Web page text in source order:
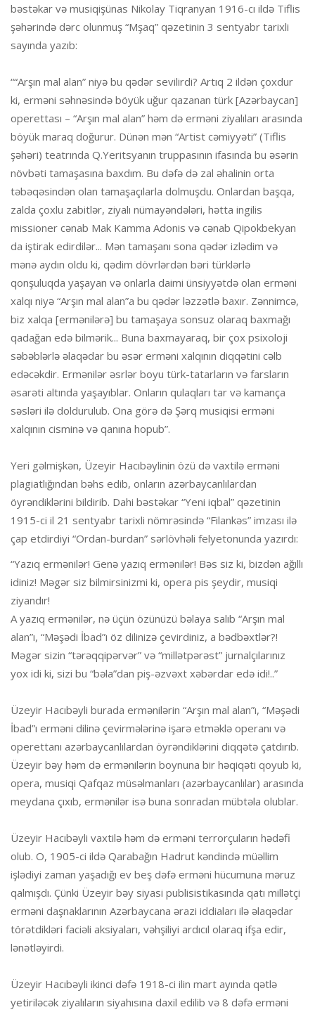
bəstəkar və musiqişünas Nikolay Tiqranyan 1916-cı ildə Tiflis
şəhərində dərc olunmuş “Mşaq” qəzetinin 3 sentyabr tarixli
sayında yazıb:
““Arşın mal alan” niyə bu qədər sevilirdi? Artıq 2 ildən çoxdur
ki, erməni səhnəsində böyük uğur qazanan türk [Azərbaycan]
operettası – “Arşın mal alan” həm də erməni ziyalıları arasında
böyük maraq doğurur. Dünən mən “Artist cəmiyyəti” (Tiflis
şəhəri) teatrında Q.Yeritsyanın truppasının ifasında bu əsərin
növbəti tamaşasına baxdım. Bu dəfə də zal əhalinin orta
təbəqəsindən olan tamaşaçılarla dolmuşdu. Onlardan başqa,
zalda çoxlu zabitlər, ziyalı nümayəndələri, hətta ingilis
missioner cənab Mak Kamma Adonis və cənab Qipokbekyan
da iştirak edirdilər... Mən tamaşanı sona qədər izlədim və
mənə aydın oldu ki, qədim dövrlərdən bəri türklərlə
qonşuluqda yaşayan və onlarla daimi ünsiyyətdə olan erməni
xalqı niyə “Arşın mal alan”a bu qədər ləzzətlə baxır. Zənnimcə,
biz xalqa [ermənilərə] bu tamaşaya sonsuz olaraq baxmağı
qadağan edə bilmərik... Buna baxmayaraq, bir çox psixoloji
səbəblərlə əlaqədar bu əsər erməni xalqının diqqətini cəlb
edəcəkdir. Ermənilər əsrlər boyu türk-tatarların və farsların
əsarəti altında yaşayıblar. Onların qulaqları tar və kamança
səsləri ilə doldurulub. Ona görə də Şərq musiqisi erməni
xalqının cisminə və qanına hopub”.
Yeri gəlmişkən, Üzeyir Hacıbəylinin özü də vaxtilə erməni
plagiatlığından bəhs edib, onların azərbaycanlılardan
öyrəndiklərini bildirib. Dahi bəstəkar “Yeni iqbal” qəzetinin
1915-ci il 21 sentyabr tarixli nömrəsində “Filankəs” imzası ilə
çap etdirdiyi “Ordan-burdan” sərlövhəli felyetonunda yazırdı:
“Yazıq ermənilər! Genə yazıq ermənilər! Bəs siz ki, bizdən ağıllı
idiniz! Məgər siz bilmirsinizmi ki, opera pis şeydir, musiqi
ziyandır!
A yazıq ermənilər, nə üçün özünüzü bəlaya salıb “Arşın mal
alan”ı, “Məşədi İbad”ı öz dilinizə çevirdiniz, a bədbəxtlər?!
Məgər sizin “tərəqqipərvər” və “millətpərəst” jurnalçılarınız
yox idi ki, sizi bu “bəla”dan piş-əzvəxt xəbərdar edə idi!..”
Üzeyir Hacıbəyli burada ermənilərin “Arşın mal alan”ı, “Məşədi
İbad”ı erməni dilinə çevirmələrinə işarə etməklə operanı və
operettanı azərbaycanlılardan öyrəndiklərini diqqətə çatdırıb.
Üzeyir bəy həm də ermənilərin boynuna bir həqiqəti qoyub ki,
opera, musiqi Qafqaz müsəlmanları (azərbaycanlılar) arasında
meydana çıxıb, ermənilər isə buna sonradan mübtəla olublar.
Üzeyir Hacıbəyli vaxtilə həm də erməni terrorçuların hədəfi
olub. O, 1905-ci ildə Qarabağın Hadrut kəndində müəllim
işlədiyi zaman yaşadığı ev beş dəfə erməni hücumuna məruz
qalmışdı. Çünki Üzeyir bəy siyasi publisistikasında qatı millətçi
erməni daşnaklarının Azərbaycana ərazi iddiaları ilə əlaqədar
törətdikləri faciəli aksiyaları, vəhşiliyi ardıcıl olaraq ifşa edir,
lənətləyirdi.
Üzeyir Hacıbəyli ikinci dəfə 1918-ci ilin mart ayında qətlə
yetiriləcək ziyalıların siyahısına daxil edilib və 8 dəfə erməni